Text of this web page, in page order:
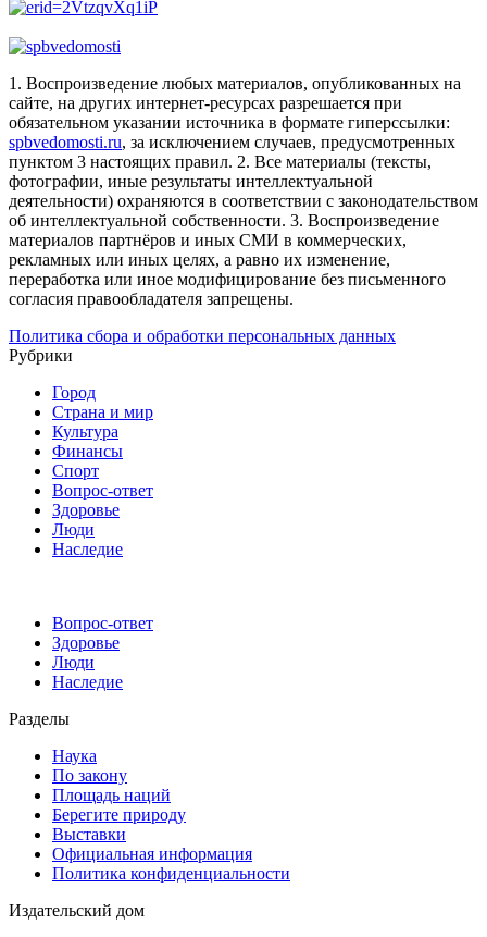
1. Воспроизведение любых материалов, опубликованных на
сайте, на других интернет-ресурсах разрешается при
обязательном указании источника в формате гиперссылки:
spbvedomosti.ru, за исключением случаев, предусмотренных
пунктом 3 настоящих правил. 2. Все материалы (тексты,
фотографии, иные результаты интеллектуальной
деятельности) охраняются в соответствии с законодательством
об интеллектуальной собственности. 3. Воспроизведение
материалов партнёров и иных СМИ в коммерческих,
рекламных или иных целях, а равно их изменение,
переработка или иное модифицирование без письменного
согласия правообладателя запрещены.
Политика сбора и обработки персональных данных
Рубрики
Город
Страна и мир
Культура
Финансы
Спорт
Вопрос-ответ
Здоровье
Люди
Наследие
Вопрос-ответ
Здоровье
Люди
Наследие
Разделы
Наука
По закону
Площадь наций
Берегите природу
Выставки
Официальная информация
Политика конфиденциальности
Издательский дом